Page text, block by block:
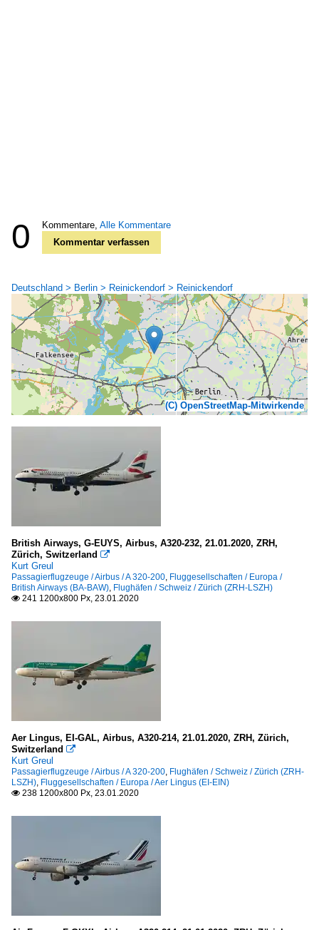
0 Kommentare, Alle Kommentare
Kommentar verfassen
Deutschland > Berlin > Reinickendorf > Reinickendorf
(C) OpenStreetMap-Mitwirkende
British Airways, G-EUYS, Airbus, A320-232, 21.01.2020, ZRH,
Zürich, Switzerland 
Kurt Greul
Passagierflugzeuge / Airbus / A 320-200, Fluggesellschaften / Europa /
British Airways (BA-BAW), Flughäfen / Schweiz / Zürich (ZRH-LSZH)
 241 1200x800 Px, 23.01.2020
Aer Lingus, EI-GAL, Airbus, A320-214, 21.01.2020, ZRH, Zürich,
Switzerland 
Kurt Greul
Passagierflugzeuge / Airbus / A 320-200, Flughäfen / Schweiz / Zürich (ZRH-
LSZH), Fluggesellschaften / Europa / Aer Lingus (EI-EIN)
 238 1200x800 Px, 23.01.2020